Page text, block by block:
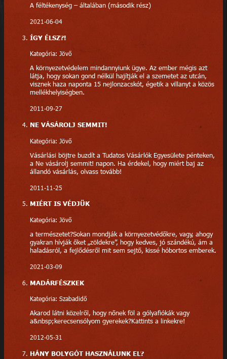
A féltékenység – általában (második rész)
2021-06-04
ÍGY ÉLSZ?!
Kategória: Jövő
A környezetvédelem mindannyiunk ügye. Az ember mégis azt
látja, hogy sokan gond nélkül hajítják el a szemetet az utcán,
visznek haza naponta 15 nejlonzacskót, égetik a villanyt a közös
mellékhelyiségben.
2011-09-27
NE VÁSÁROLJ SEMMIT!
Kategória: Jövő
Vásárlási böjtre buzdít a Tudatos Vásárlók Egyesülete pénteken,
a Ne vásárolj semmit! napon. Ha érdekel, hogy miért baj az
állandó vásárlás, olvass tovább!
2011-11-25
MIÉRT IS VÉDJÜK
Kategória: Jövő
a természetet?Sokan mondják a környezetvédőkre, vagy, ahogy
gyakran hívják őket „zöldekre”, hogy kedves, jó szándékú, ám a
haladásról, a fejlődésről mit sem sejtő, kissé hóbortos emberek.
2021-03-09
MADÁRFÉSZKEK
Kategória: Szabadidő
Akarod látni közelről, hogy nőnek föl a gólyafiókák vagy
a&nbsp;kerecsensólyom gyerekek?Kattints a linkekre!
2012-05-31
HÁNY BOLYGÓT HASZNÁLUNK EL?